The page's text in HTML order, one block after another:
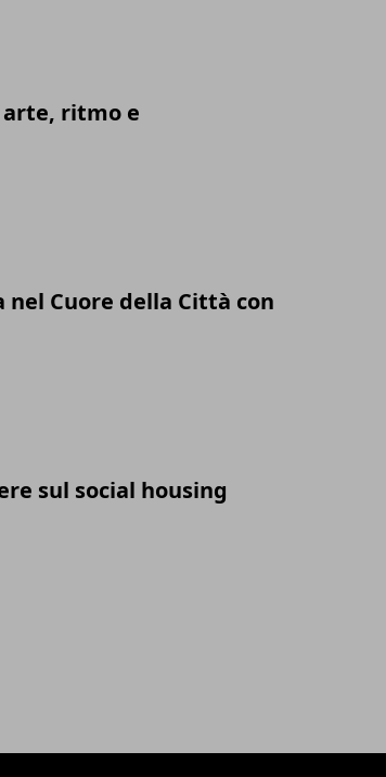
ritmo e
nel Cuore della Città con
sul social housing